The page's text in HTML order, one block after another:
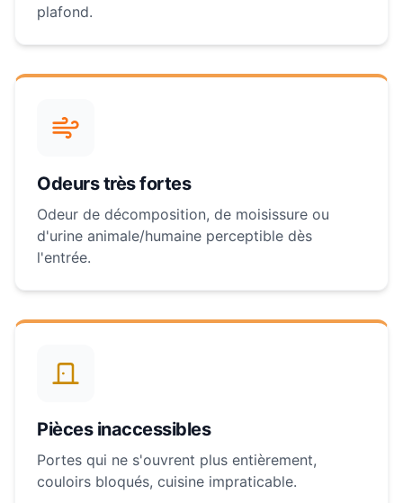
plafond.
Odeurs très fortes
Odeur de décomposition, de moisissure ou
d'urine animale/humaine perceptible dès
l'entrée.
Pièces inaccessibles
Portes qui ne s'ouvrent plus entièrement,
couloirs bloqués, cuisine impraticable.